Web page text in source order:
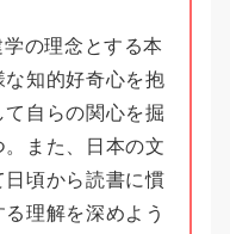
学の理念とする本
知的好奇心を抱
自らの関心を掘
また、日本の文
頃から読書に慣
理解を深めよう